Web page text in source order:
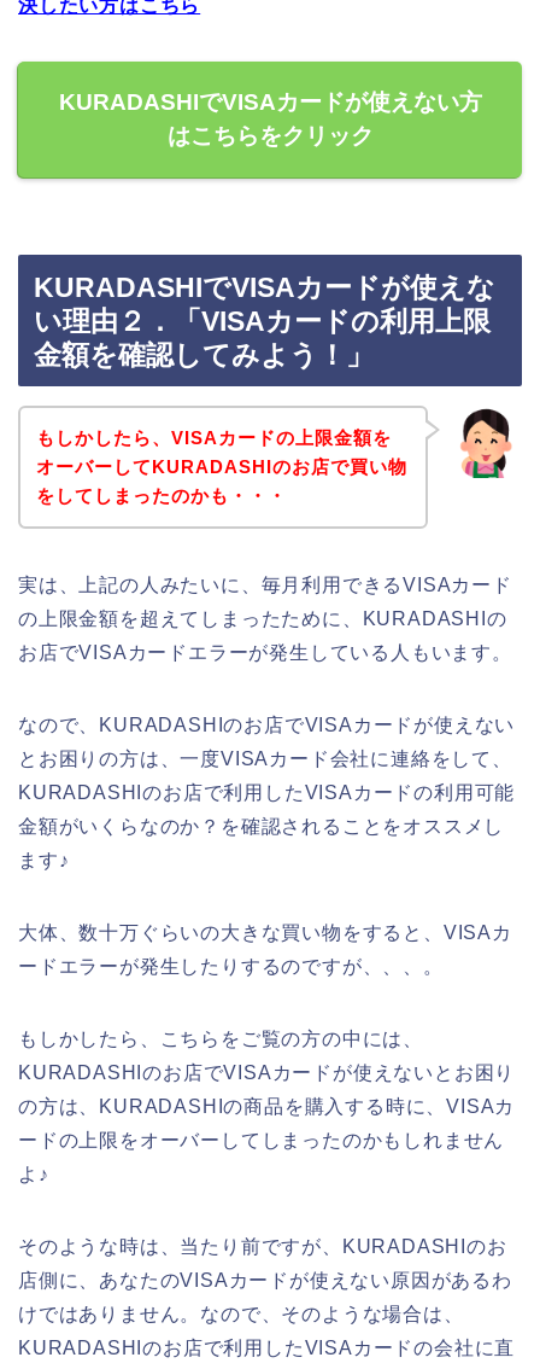
決したい方はこちら
KURADASHIでVISAカードが使えない方
はこちらをクリック
KURADASHIでVISAカードが使えな
い理由２．「VISAカードの利用上限
金額を確認してみよう！」
もしかしたら、VISAカードの上限金額を
オーバーしてKURADASHIのお店で買い物
をしてしまったのかも・・・
実は、上記の人みたいに、毎月利用できるVISAカード
の上限金額を超えてしまったために、KURADASHIの
お店でVISAカードエラーが発生している人もいます。
なので、KURADASHIのお店でVISAカードが使えない
とお困りの方は、一度VISAカード会社に連絡をして、
KURADASHIのお店で利用したVISAカードの利用可能
金額がいくらなのか？を確認されることをオススメし
ます♪
大体、数十万ぐらいの大きな買い物をすると、VISAカ
ードエラーが発生したりするのですが、、、。
もしかしたら、こちらをご覧の方の中には、
KURADASHIのお店でVISAカードが使えないとお困り
の方は、KURADASHIの商品を購入する時に、VISAカ
ードの上限をオーバーしてしまったのかもしれません
よ♪
そのような時は、当たり前ですが、KURADASHIのお
店側に、あなたのVISAカードが使えない原因があるわ
けではありません。なので、そのような場合は、
KURADASHIのお店で利用したVISAカードの会社に直